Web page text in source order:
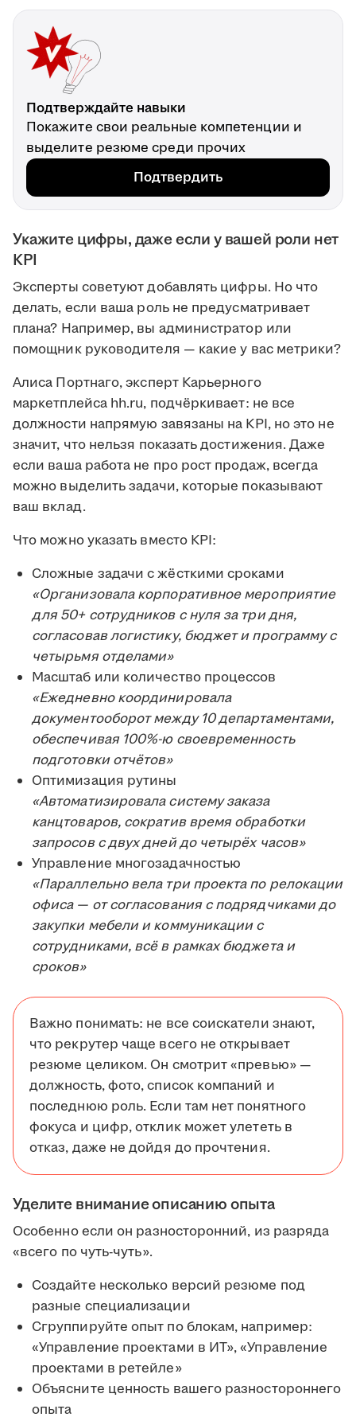
Подтверждайте навыки
Покажите свои реальные компетенции и
выделите резюме среди прочих
Подтвердить
Укажите цифры, даже если у вашей роли нет
KPI
Эксперты советуют добавлять цифры. Но что
делать, если ваша роль не предусматривает
плана? Например, вы администратор или
помощник руководителя — какие у вас метрики?
Алиса Портнаго, эксперт Карьерного
маркетплейса hh.ru, подчёркивает: не все
должности напрямую завязаны на KPI, но это не
значит, что нельзя показать достижения. Даже
если ваша работа не про рост продаж, всегда
можно выделить задачи, которые показывают
ваш вклад.
Что можно указать вместо KPI:
Сложные задачи с жёсткими сроками
«Организовала корпоративное мероприятие
для 50+ сотрудников с нуля за три дня,
согласовав логистику, бюджет и программу с
четырьмя отделами»
Масштаб или количество процессов
«Ежедневно координировала
документооборот между 10 департаментами,
обеспечивая 100%-ю своевременность
подготовки отчётов»
Оптимизация рутины
«Автоматизировала систему заказа
канцтоваров, сократив время обработки
запросов с двух дней до четырёх часов»
Управление многозадачностью
«Параллельно вела три проекта по релокации
офиса — от согласования с подрядчиками до
закупки мебели и коммуникации с
сотрудниками, всё в рамках бюджета и
сроков»
Важно понимать: не все соискатели знают,
что рекрутер чаще всего не открывает
резюме целиком. Он смотрит «превью» —
должность, фото, список компаний и
последнюю роль. Если там нет понятного
фокуса и цифр, отклик может улететь в
отказ, даже не дойдя до прочтения.
Уделите внимание описанию опыта
Особенно если он разносторонний, из разряда
«всего по чуть-чуть».
Создайте несколько версий резюме под
разные специализации
Сгруппируйте опыт по блокам, например:
«Управление проектами в ИТ», «Управление
проектами в ретейле»
Объясните ценность вашего разностороннего
опыта